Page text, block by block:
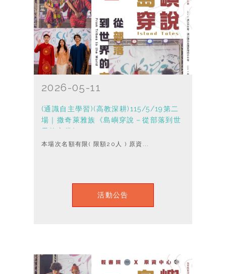
2026-05-11
(通識自主學習)(高教深耕)115/5/19第二
場｜撒奇萊雅族《島嶼穿說－從部落到世
界的衣裳》
本場次名額有限( 限額20人 ) 原資...
活動公告